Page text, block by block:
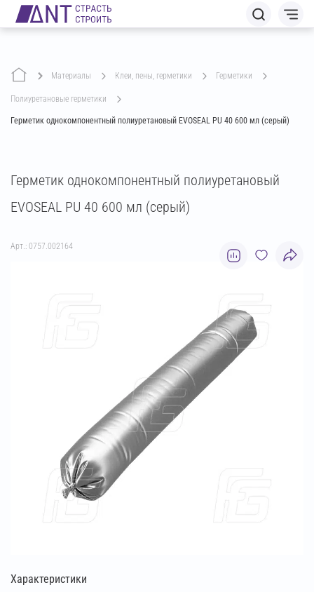
Материалы клеи, пены, герметики герметики
полиуретановые герметики
Герметик однокомпонентный полиуретановый EVOSEAL PU 40 600 мл (серый)
Герметик однокомпонентный полиуретановый
EVOSEAL PU 40 600 мл (серый)
Арт.: 0757.002164
Характеристики